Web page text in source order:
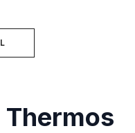
Thermos